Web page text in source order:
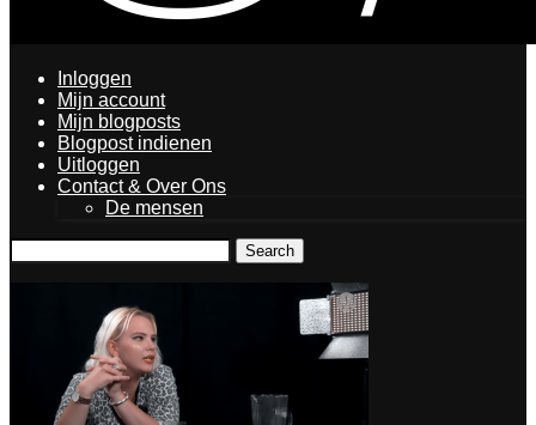
Inloggen
Mijn account
Mijn blogposts
Blogpost indienen
Uitloggen
Contact & Over Ons
De mensen
Search